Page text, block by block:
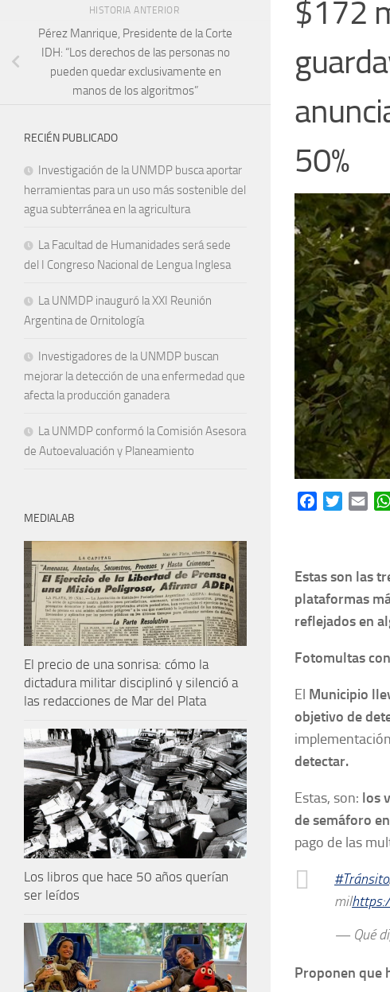
$172
50%
FacebookTwitterEmail
Estas son las
plataformas
reflejados en
Fotomultas
El Municipio
objetivo de
detectar.
Estas, son: los
de semáforo
pago de las
#Tránsito
mil
— Qué
Proponen que
HISTORIA ANTERIOR
Pérez Manrique, Presidente de la Corte
IDH: “Los derechos de las personas no
pueden quedar exclusivamente en
manos de los algoritmos”
RECIÉN PUBLICADO
Investigación de la UNMDP busca aportar
herramientas para un uso más sostenible del
agua subterránea en la agricultura
La Facultad de Humanidades será sede
del I Congreso Nacional de Lengua Inglesa
La UNMDP inauguró la XXI Reunión
Argentina de Ornitología
Investigadores de la UNMDP buscan
mejorar la detección de una enfermedad que
afecta la producción ganadera
La UNMDP conformó la Comisión Asesora
de Autoevaluación y Planeamiento
MEDIALAB
El precio de una sonrisa: cómo la
dictadura militar disciplinó y silenció a
las redacciones de Mar del Plata
Los libros que hace 50 años querían
ser leídos